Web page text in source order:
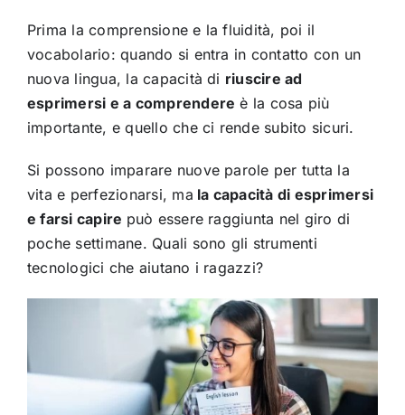
Prima la comprensione e la fluidità, poi il
vocabolario: quando si entra in contatto con un
nuova lingua, la capacità di riuscire ad
esprimersi e a comprendere è la cosa più
importante, e quello che ci rende subito sicuri.
Si possono imparare nuove parole per tutta la
vita e perfezionarsi, ma la capacità di esprimersi
e farsi capire può essere raggiunta nel giro di
poche settimane. Quali sono gli strumenti
tecnologici che aiutano i ragazzi?